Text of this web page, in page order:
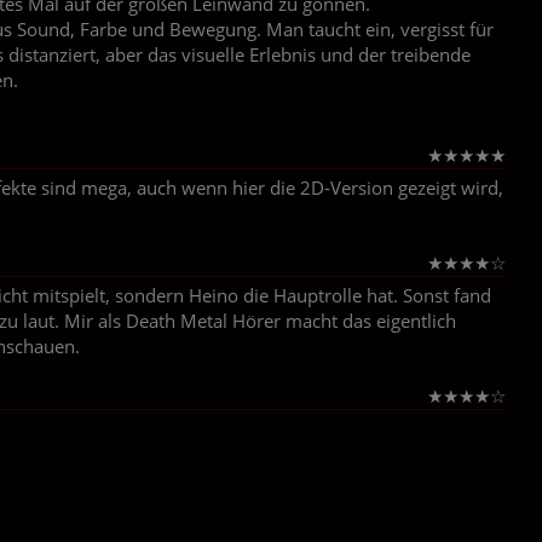
Farbe und Bewegung. Man taucht ein, vergisst für
aber das visuelle Erlebnis und der treibende
★★★★★
sind mega, auch wenn hier die 2D-Version gezeigt wird,
★★★★☆
mitspielt, sondern Heino die Hauptrolle hat. Sonst fand
laut. Mir als Death Metal Hörer macht das eigentlich
★★★★☆